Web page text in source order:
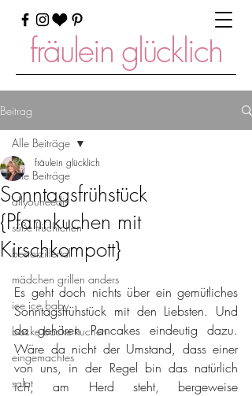
fräulein glücklich
Beitrag
Alle Beiträge
allyouneedis
süße früchtchen
bestofzillertal
mädchen grillen anders
ice ice baby
backe backe kuchen
eingemachtes
salat
Alle Beiträge
Sonntagsfrühstück
{Pfannkuchen mit
Kirschkompott}
fräulein glücklich
Es geht doch nichts über ein gemütliches
Sonntagsfrühstück mit den Liebsten. Und
da gehören Pancakes eindeutig dazu.
Wäre da nicht der Umstand, dass einer
von uns, in der Regel bin das natürlich
ich, am Herd steht, bergeweise